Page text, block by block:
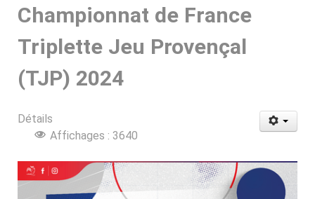
Championnat de France
Triplette Jeu Provençal
(TJP) 2024
Détails
Affichages : 3640